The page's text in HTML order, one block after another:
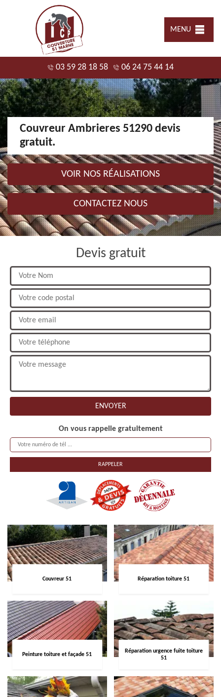
MENU
03 59 28 18 58 06 24 75 44 14
Couvreur Ambrieres 51290 devis
gratuit.
VOIR NOS RÉALISATIONS
CONTACTEZ NOUS
Devis gratuit
On vous rappelle gratuitement
Couvreur 51 Réparation toiture 51
Peinture toiture et façade 51
Réparation urgence fuite toiture
51